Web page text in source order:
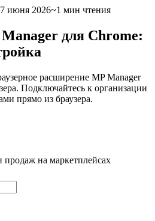
июня 2026~1 мин чтения
для Chrome:
расширение MP Manager
Подключайтесь к организации
прямо из браузера.
продаж на маркетплейсах